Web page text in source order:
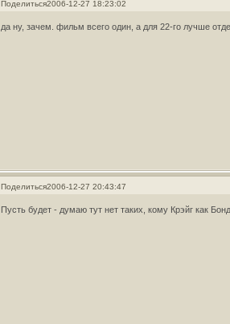
Поделиться2006-12-27 18:23:02
да ну, зачем. фильм всего один, а для 22-го лучше
Поделиться2006-12-27 20:43:47
Пусть будет - думаю тут нет таких, кому Крэйг как